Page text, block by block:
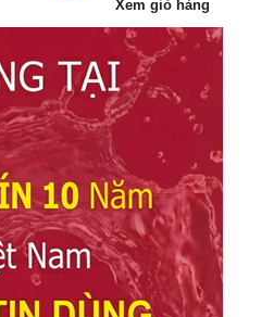
Xem giỏ hàng